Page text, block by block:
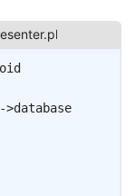
->database